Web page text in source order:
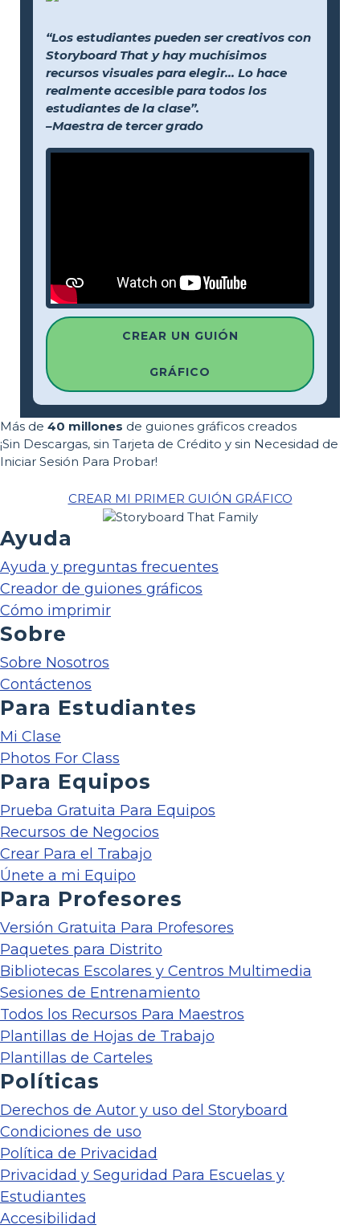
“Los estudiantes pueden ser creativos con
Storyboard That y hay muchísimos
recursos visuales para elegir... Lo hace
realmente accesible para todos los
estudiantes de la clase”.
–Maestra de tercer grado
CREAR UN GUIÓN
GRÁFICO
Más de 40 millones de guiones gráficos creados
¡Sin Descargas, sin Tarjeta de Crédito y sin Necesidad de
Iniciar Sesión Para Probar!
CREAR MI PRIMER GUIÓN GRÁFICO
Ayuda
Ayuda y preguntas frecuentes
Creador de guiones gráficos
Cómo imprimir
Sobre
Sobre Nosotros
Contáctenos
Para Estudiantes
Mi Clase
Photos For Class
Para Equipos
Prueba Gratuita Para Equipos
Recursos de Negocios
Crear Para el Trabajo
Únete a mi Equipo
Para Profesores
Versión Gratuita Para Profesores
Paquetes para Distrito
Bibliotecas Escolares y Centros Multimedia
Sesiones de Entrenamiento
Todos los Recursos Para Maestros
Plantillas de Hojas de Trabajo
Plantillas de Carteles
Políticas
Derechos de Autor y uso del Storyboard
Condiciones de uso
Política de Privacidad
Privacidad y Seguridad Para Escuelas y
Estudiantes
Accesibilidad